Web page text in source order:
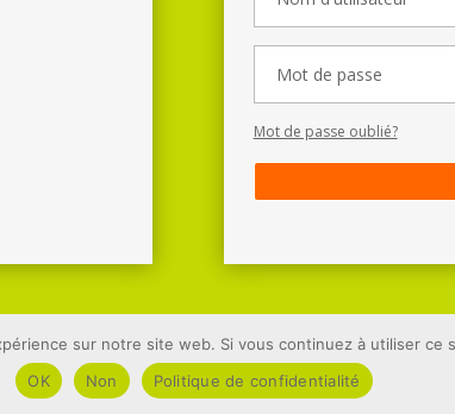
Mot de passe oublié?
Dernières modifications : 27-07-2026 11:16
Légales –Politique de Confidentialité
sur notre site web. Si vous continuez à utiliser
OK
Non Politique de confidentialité